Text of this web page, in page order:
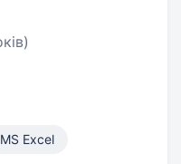
MS Excel